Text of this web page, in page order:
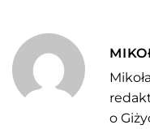
o